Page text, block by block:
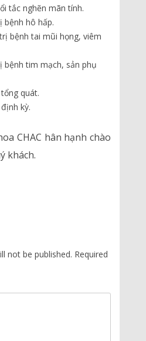
tắc nghẽn mãn tính.
bệnh hô hấp.
bệnh tai mũi họng, viêm
bệnh tim mạch, sản phụ
quát.
kỳ.
CHAC hân hạnh chào
khách.
not be published. Required